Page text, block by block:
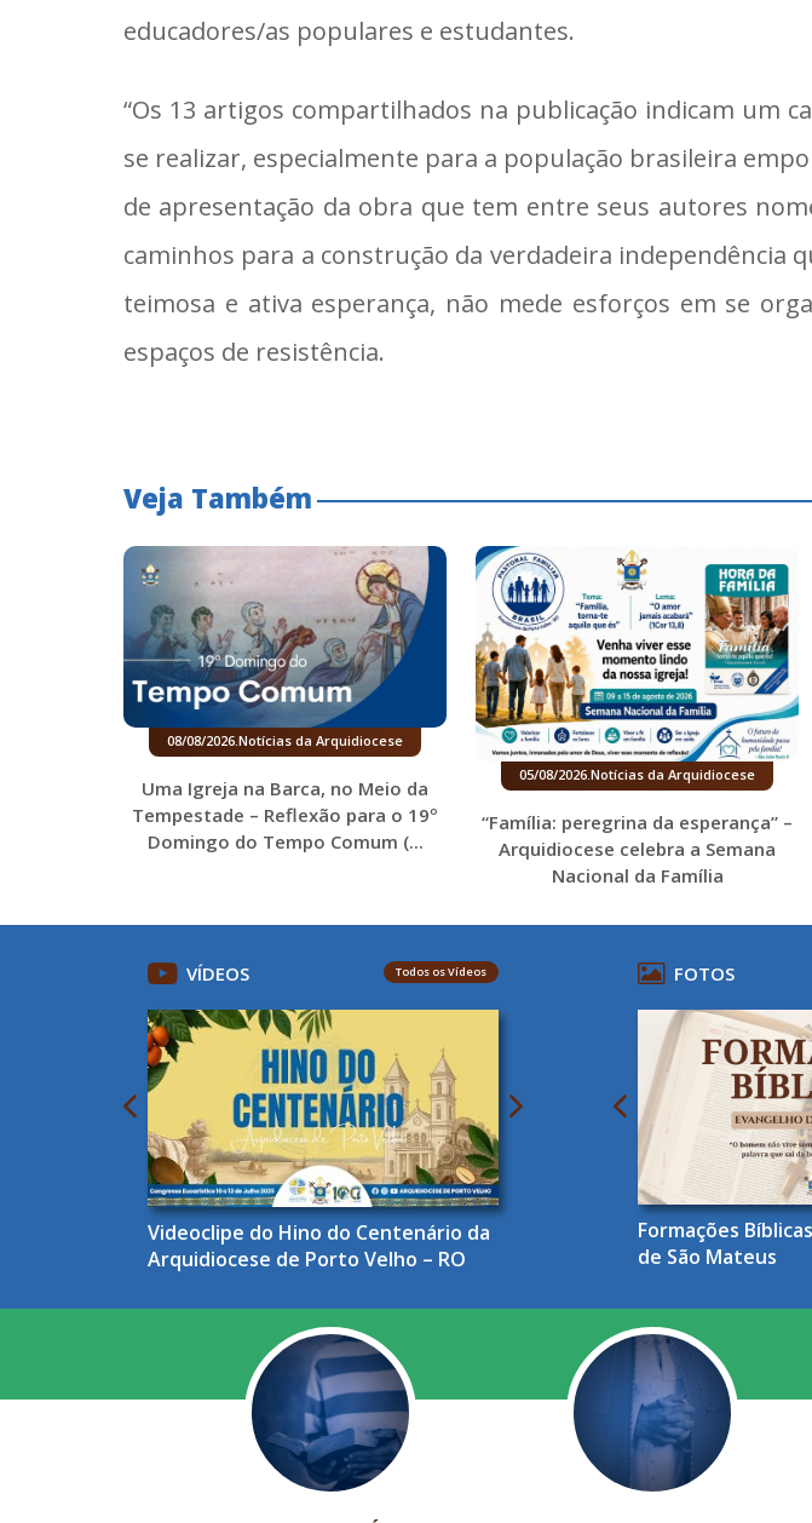
educadores/as populares e estudantes.
“Os 13 artigos compartilhados na publicação indicam um
se realizar, especialmente para a população brasileira
de apresentação da obra que tem entre seus autores
caminhos para a construção da verdadeira independência
teimosa e ativa esperança, não mede esforços em se
espaços de resistência.
Veja Também
08/08/2026.Notícias da Arquidiocese
Uma Igreja na Barca, no Meio da
Tempestade – Reflexão para o 19º
Domingo do Tempo Comum (...
05/08/2026 Notícias da Arquidiocese
“Família: peregrina da esperança” –
Arquidiocese celebra a Semana
Nacional da Família
VÍDEOS Todos os Vídeos
Videoclipe do Hino do Centenário da
Arquidiocese de Porto Velho – RO
FOTOS
Formações
de São Mateus